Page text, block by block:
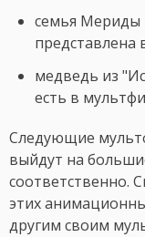
семья Мериды
представлена
медведь из
есть в
Следующие
выйдут на
соответственно.
этих
другим своим